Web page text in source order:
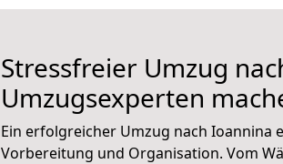
Stressfreier Umzug
Umzugsexperten
Ein erfolgreicher Umzug nach
Vorbereitung und Organisation. Vom